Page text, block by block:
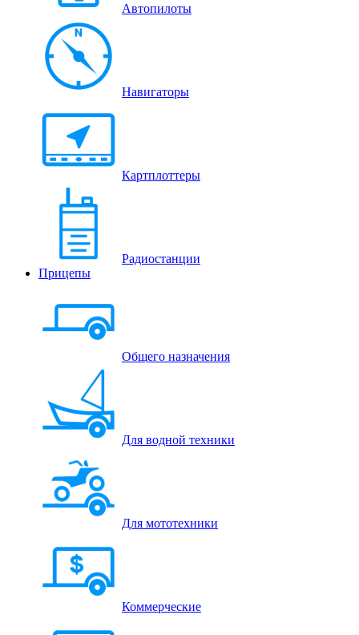
Автопилоты
Навигаторы
Картплоттеры
Радиостанции
Прицепы
Общего назначения
Для водной техники
Для мототехники
Коммерческие